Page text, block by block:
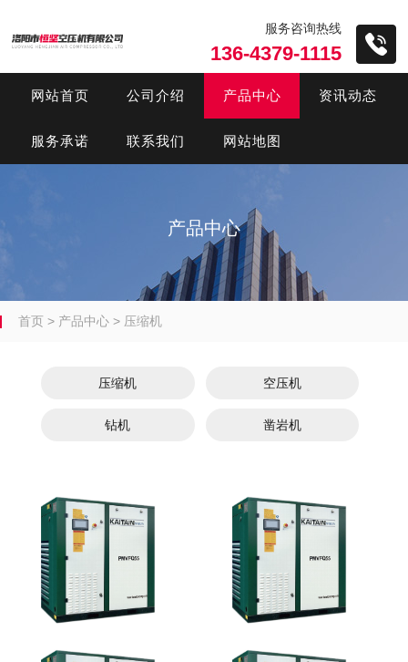
服务咨询热线
136-4379-1115
网站首页 公司介绍 产品中心 资讯动态
服务承诺 联系我们 网站地图
产品中心
首页 > 产品中心 > 压缩机
压缩机 空压机
钻机 凿岩机